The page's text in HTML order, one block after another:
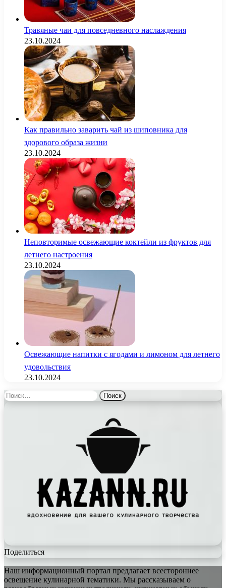
Травяные чаи для повседневного наслаждения
23.10.2024
Как правильно заварить чай из шиповника для
здорового образа жизни
23.10.2024
Неповторимые освежающие коктейли из фруктов для
летнего настроения
23.10.2024
Освежающие напитки с ягодами и лимоном для летнего
удовольствия
23.10.2024
Найти:
Поделиться
Наш информационный портал предлагает всестороннее
освещение кулинарной тематики. Мы рассказываем о